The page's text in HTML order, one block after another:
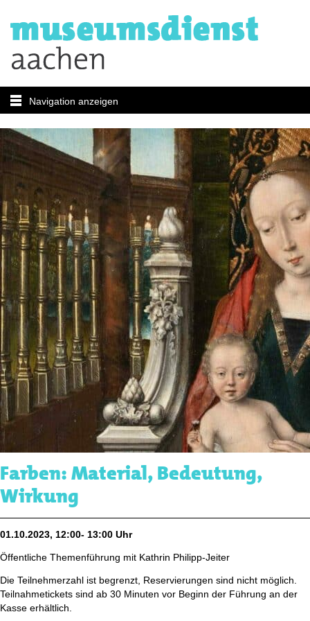
Navigation anzeigen
Farben: Material, Bedeutung,
Wirkung
01.10.2023, 12:00- 13:00 Uhr
Öffentliche Themenführung mit Kathrin Philipp-Jeiter
Die Teilnehmerzahl ist begrenzt, Reservierungen sind nicht möglich.
Teilnahmetickets sind ab 30 Minuten vor Beginn der Führung an der
Kasse erhältlich.